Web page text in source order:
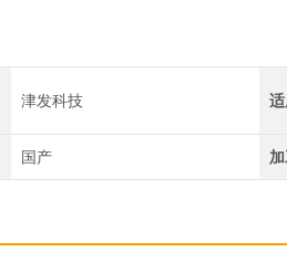
津发科技
国产